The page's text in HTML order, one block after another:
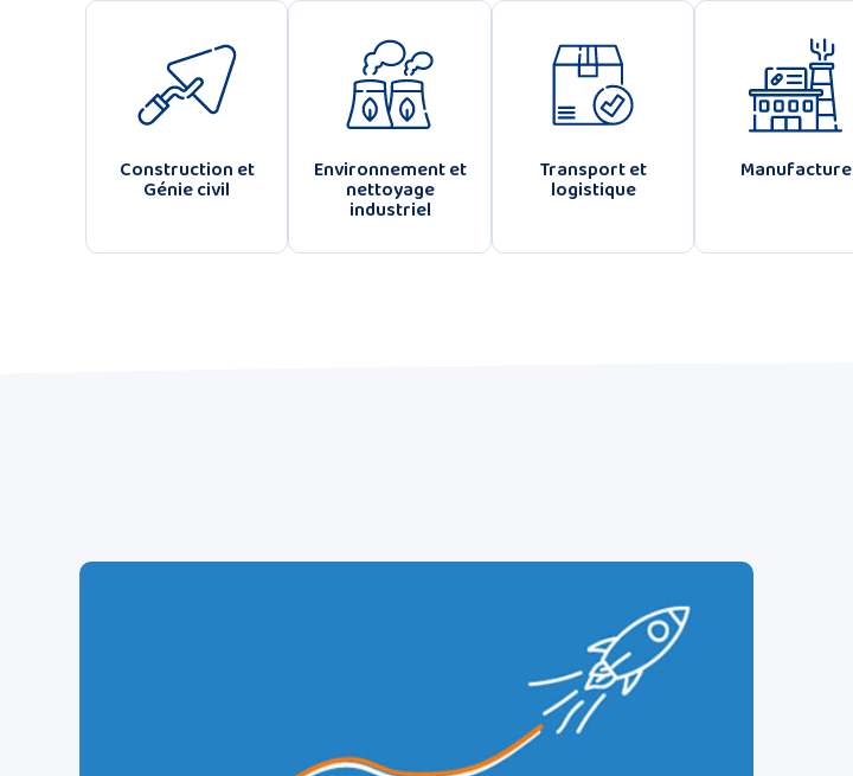
Construction et
Génie civil
Environnement et
nettoyage
industriel
Transport et
logistique
Manufacture